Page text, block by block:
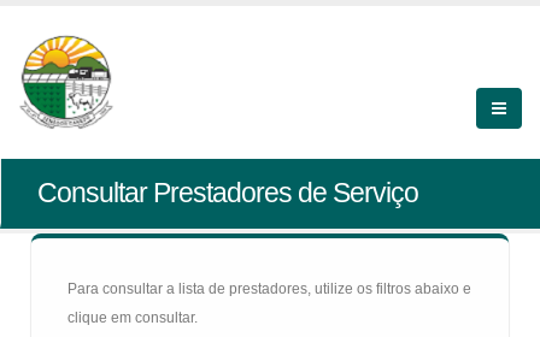
Consultar Prestadores de Serviço
Para consultar a lista de prestadores, utilize os filtros abaixo e
clique em consultar.